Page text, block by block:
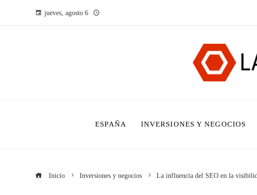
jueves, agosto 6
ESPAÑA INVERSIONES Y NEGOCIOS
Inicio Inversiones y negocios La influencia del SEO en la